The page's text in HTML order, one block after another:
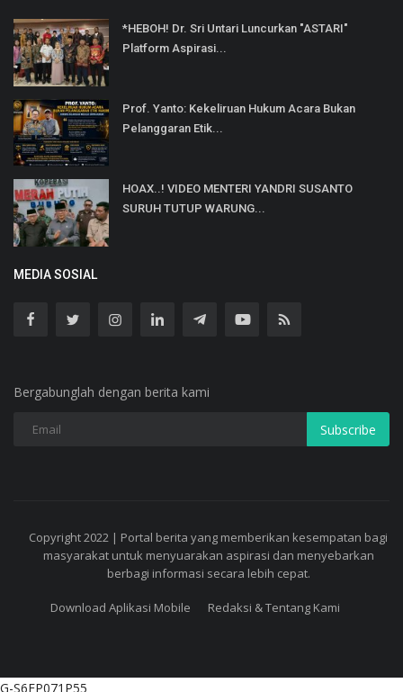
*HEBOH! Dr. Sri Untari Luncurkan "ASTARI"
Platform Aspirasi...
Prof. Yanto: Kekeliruan Hukum Acara Bukan
Pelanggaran Etik...
HOAX..! VIDEO MENTERI YANDRI SUSANTO
SURUH TUTUP WARUNG...
MEDIA SOSIAL
Bergabunglah dengan berita kami
Subscribe
Copyright 2022 | Portal berita yang memberikan kesempatan bagi
masyarakat untuk menyuarakan aspirasi dan menyebarkan
berbagi informasi secara lebih cepat.
Download Aplikasi Mobile Redaksi & Tentang Kami
G-S6FP071P55